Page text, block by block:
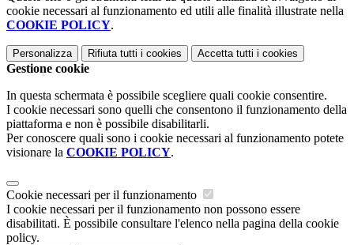
cookie necessari al funzionamento ed utili alle finalità illustrate nella
COOKIE POLICY.
Personalizza Rifiuta tutti i cookies Accetta tutti i cookies
Gestione cookie
In questa schermata è possibile scegliere quali cookie consentire.
I cookie necessari sono quelli che consentono il funzionamento della
piattaforma e non è possibile disabilitarli.
Per conoscere quali sono i cookie necessari al funzionamento potete
visionare la COOKIE POLICY.
Cookie necessari per il funzionamento
I cookie necessari per il funzionamento non possono essere
disabilitati. È possibile consultare l'elenco nella pagina della cookie
policy.